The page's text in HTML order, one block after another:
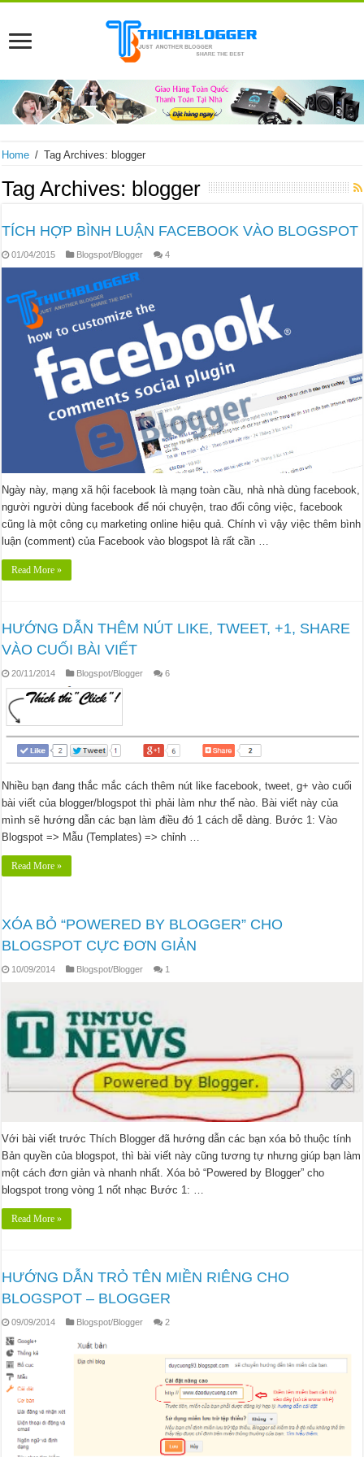
Home / Tag Archives: blogger
Tag Archives: blogger
TÍCH HỢP BÌNH LUẬN FACEBOOK VÀO BLOGSPOT
01/04/2015 Blogspot/Blogger 4
Ngày này, mạng xã hội facebook là mạng toàn cầu, nhà nhà dùng facebook,
người người dùng facebook để nói chuyện, trao đổi công việc, facebook
cũng là một công cụ marketing online hiệu quả. Chính vì vậy việc thêm bình
luận (comment) của Facebook vào blogspot là rất cần …
Read More »
HƯỚNG DẪN THÊM NÚT LIKE, TWEET, +1, SHARE
VÀO CUỐI BÀI VIẾT
20/11/2014 Blogspot/Blogger 6
Nhiều bạn đang thắc mắc cách thêm nút like facebook, tweet, g+ vào cuối
bài viết của blogger/blogspot thì phải làm như thế nào. Bài viết này của
mình sẽ hướng dẫn các bạn làm điều đó 1 cách dễ dàng. Bước 1: Vào
Blogspot => Mẫu (Templates) => chỉnh …
Read More »
XÓA BỎ “POWERED BY BLOGGER” CHO
BLOGSPOT CỰC ĐƠN GIẢN
10/09/2014 Blogspot/Blogger 1
Với bài viết trước Thích Blogger đã hướng dẫn các bạn xóa bỏ thuộc tính
Bản quyền của blogspot, thì bài viết này cũng tương tự nhưng giúp bạn làm
một cách đơn giản và nhanh nhất. Xóa bỏ “Powered by Blogger” cho
blogspot trong vòng 1 nốt nhạc Bước 1: …
Read More »
HƯỚNG DẪN TRỎ TÊN MIỀN RIÊNG CHO
BLOGSPOT – BLOGGER
09/09/2014 Blogspot/Blogger 2